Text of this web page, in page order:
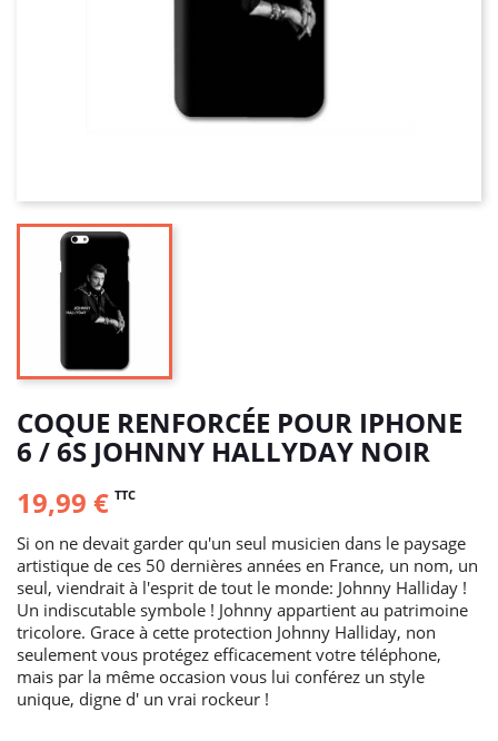
COQUE RENFORCÉE POUR IPHONE
6 / 6S JOHNNY HALLYDAY NOIR
19,99 € TTC
Si on ne devait garder qu'un seul musicien dans le paysage
artistique de ces 50 dernières années en France, un nom, un
seul, viendrait à l'esprit de tout le monde: Johnny Halliday !
Un indiscutable symbole ! Johnny appartient au patrimoine
tricolore. Grace à cette protection Johnny Halliday, non
seulement vous protégez efficacement votre téléphone,
mais par la même occasion vous lui conférez un style
unique, digne d' un vrai rockeur !